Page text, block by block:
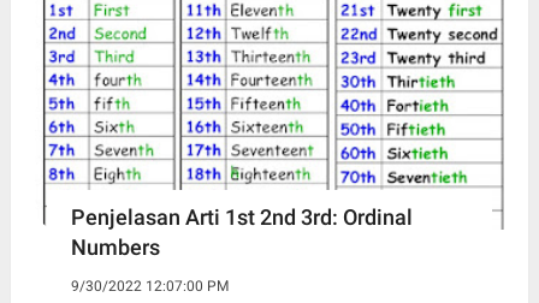
Penjelasan Arti 1st 2nd 3rd: Ordinal
Numbers
9/30/2022 12:07:00 PM